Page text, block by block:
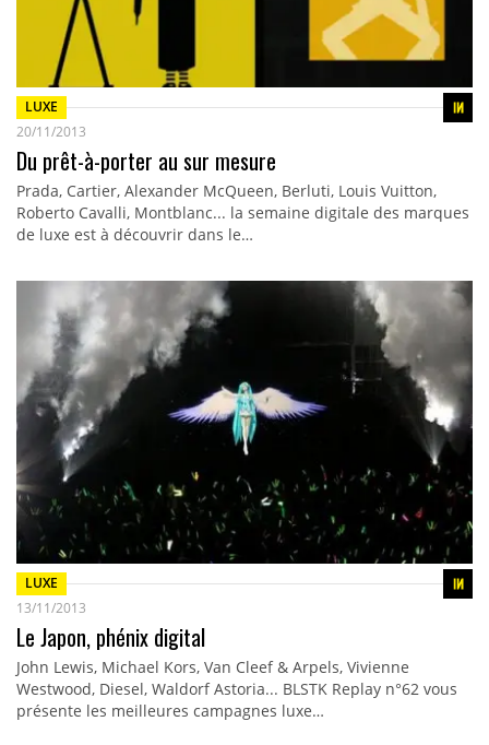
LUXE
20/11/2013
Du prêt-à-porter au sur mesure
Prada, Cartier, Alexander McQueen, Berluti, Louis Vuitton,
Roberto Cavalli, Montblanc... la semaine digitale des marques
de luxe est à découvrir dans le…
LUXE
13/11/2013
Le Japon, phénix digital
John Lewis, Michael Kors, Van Cleef & Arpels, Vivienne
Westwood, Diesel, Waldorf Astoria... BLSTK Replay n°62 vous
présente les meilleures campagnes luxe…